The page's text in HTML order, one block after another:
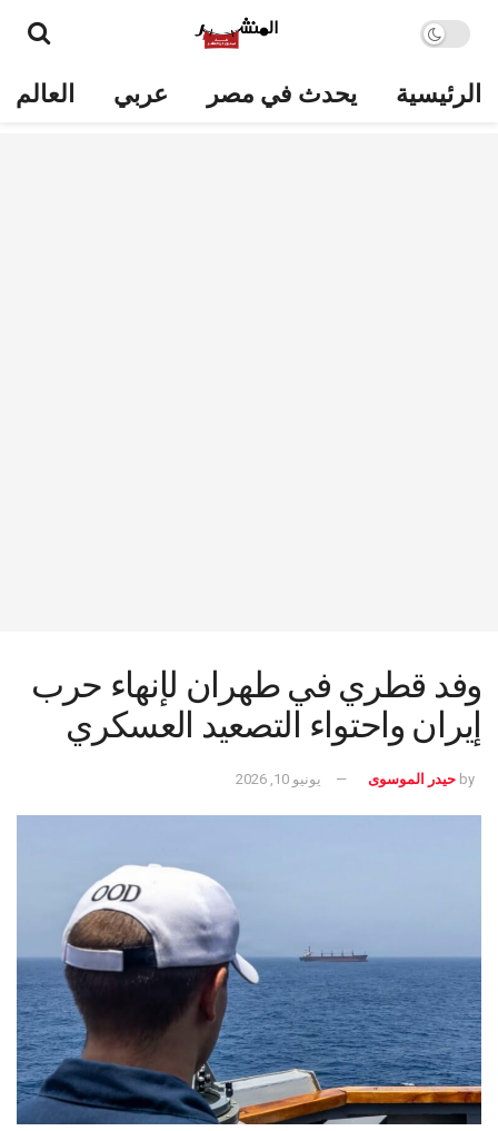
الرئيسية يحدث في مصر عربي العالم
وفد قطري في طهران لإنهاء حرب
إيران واحتواء التصعيد العسكري
by حيدر الموسوى يونيو 10, 2026